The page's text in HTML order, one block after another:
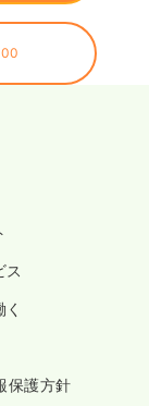
ス
保護方針